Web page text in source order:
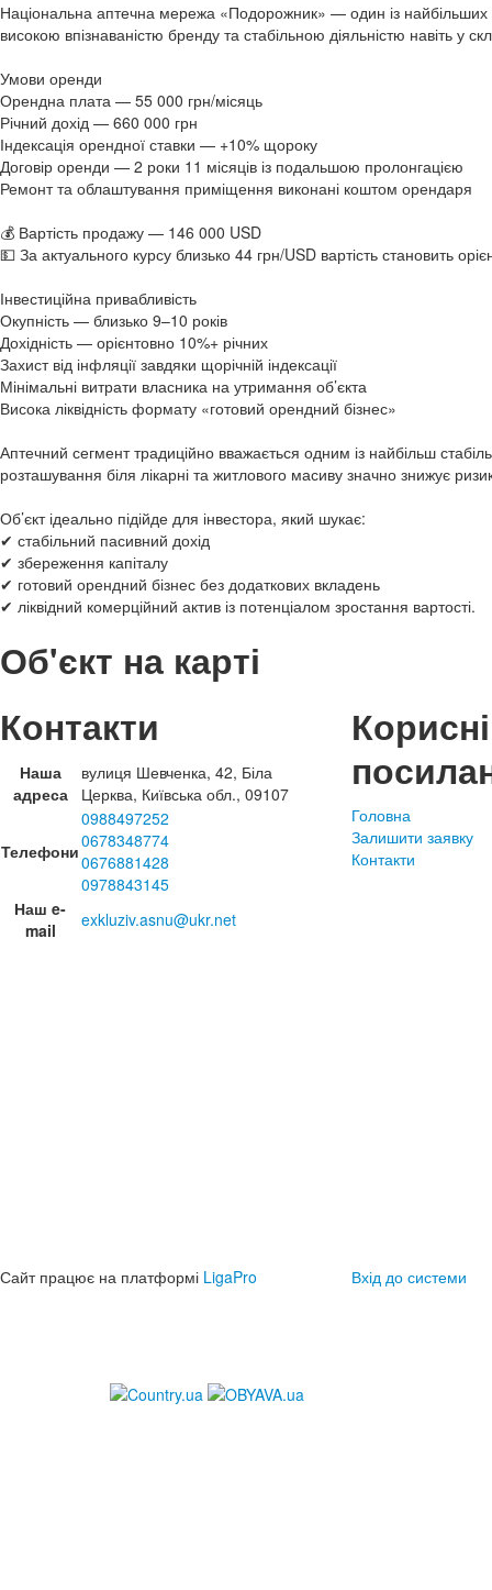
Національна аптечна мережа «Подорожник» — один із найбільших
високою впізнаваністю бренду та стабільною діяльністю навіть у
Умови оренди
Орендна плата — 55 000 грн/місяць
Річний дохід — 660 000 грн
Індексація орендної ставки — +10% щороку
Договір оренди — 2 роки 11 місяців із подальшою пролонгацією
Ремонт та облаштування приміщення виконані коштом орендаря
💰 Вартість продажу — 146 000 USD
💵 За актуального курсу близько 44 грн/USD вартість становить
Інвестиційна привабливість
Окупність — близько 9–10 років
Дохідність — орієнтовно 10%+ річних
Захист від інфляції завдяки щорічній індексації
Мінімальні витрати власника на утримання об’єкта
Висока ліквідність формату «готовий орендний бізнес»
Аптечний сегмент традиційно вважається одним із найбільш
розташування біля лікарні та житлового масиву значно знижує
Об’єкт ідеально підійде для інвестора, який шукає:
✔ стабільний пасивний дохід
✔ збереження капіталу
✔ готовий орендний бізнес без додаткових вкладень
✔ ліквідний комерційний актив із потенціалом зростання вартості.
Об'єкт на карті
Контакти
Наша
адреса
вулиця Шевченка, 42, Біла
Церква, Київська обл., 09107
Телефони
0988497252
0678348774
0676881428
0978843145
Наш e-
mail
exkluziv.asnu@ukr.net
Корисні
Головна
Залишити заявку
Контакти
Сайт працює на платформі LigaPro Вхід до системи